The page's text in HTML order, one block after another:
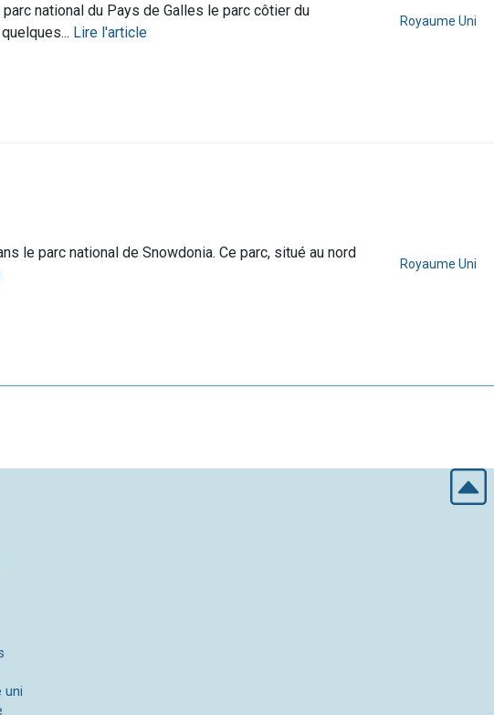
national du Pays de Galles le parc côtier du
Lire l'article
Royaume Uni
le parc national de Snowdonia. Ce parc, situé au nord
Royaume Uni
uni